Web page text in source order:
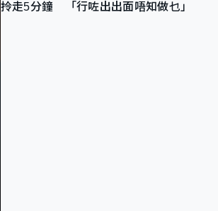
拎走5分鐘 「行咗出出面唔知做乜」